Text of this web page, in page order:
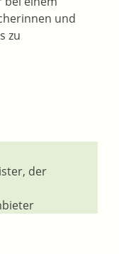
und
zu
der